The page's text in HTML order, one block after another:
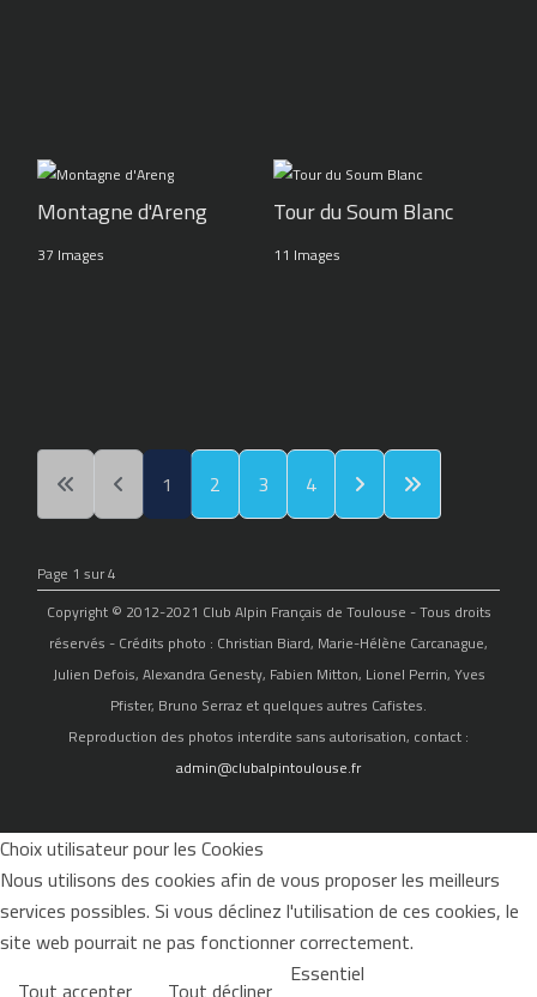
Montagne d'Areng
37 Images
Tour du Soum Blanc
11 Images
1 2 3 4
Page 1 sur 4
Copyright © 2012-2021 Club Alpin Français de Toulouse - Tous droits
réservés - Crédits photo : Christian Biard, Marie-Hélène Carcanague,
Julien Defois, Alexandra Genesty, Fabien Mitton, Lionel Perrin, Yves
Pfister, Bruno Serraz et quelques autres Cafistes.
Reproduction des photos interdite sans autorisation, contact :
admin@clubalpintoulouse.fr
Choix utilisateur pour les Cookies
Nous utilisons des cookies afin de vous proposer les meilleurs
services possibles. Si vous déclinez l'utilisation de ces cookies, le
site web pourrait ne pas fonctionner correctement.
Essentiel